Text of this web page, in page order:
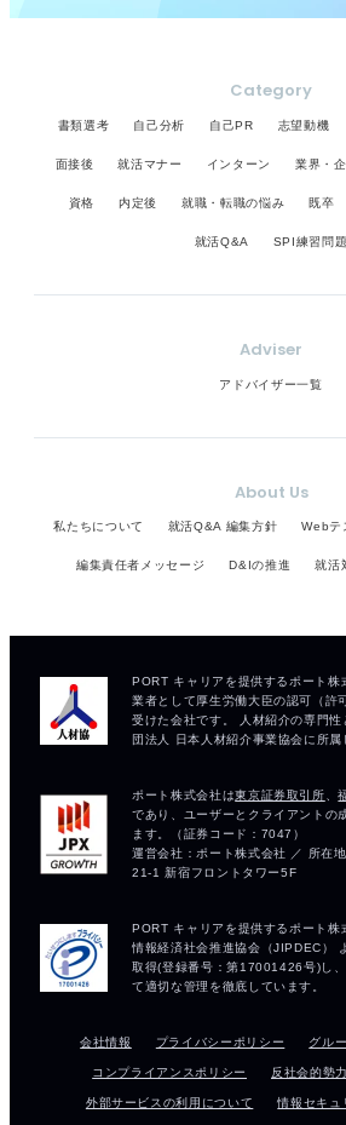
Category
書類選考 自己分析 自己PR 志望動機
面接後 就活マナー インターン 業界・
資格 内定後 就職・転職の悩み 既卒
就活Q&A SPI練習問題
Adviser
アドバイザー一覧
About Us
私たちについて 就活Q&A 編集方針 Webテ
編集責任者メッセージ D&Iの推進 就活
会社情報 プライバシーポリシー グル
コンプライアンスポリシー 反社会的勢
外部サービスの利用について 情報セキュ